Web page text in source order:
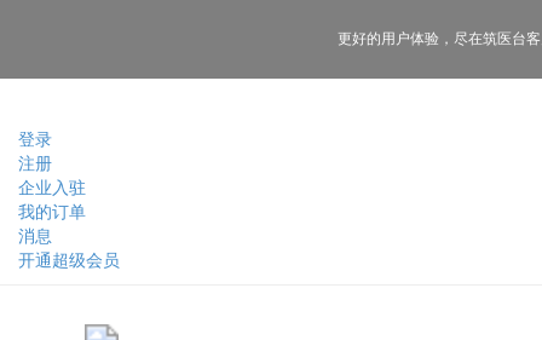
登录
注册
企业入驻
我的订单
消息
开通超级会员
更好的用户体验， 尽在筑医台